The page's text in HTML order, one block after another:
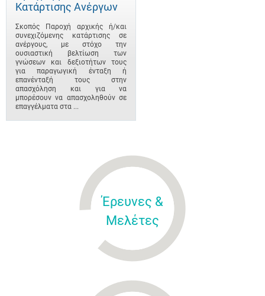
Κατάρτισης Ανέργων
Σκοπός Παροχή αρχικής ή/και
συνεχιζόμενης κατάρτισης σε
ανέργους, με στόχο την
ουσιαστική βελτίωση των
γνώσεων και δεξιοτήτων τους
για παραγωγική ένταξη ή
επανένταξή τους στην
απασχόληση και για να
μπορέσουν να απασχοληθούν σε
επαγγέλματα στα ...
Έρευνες &
Μελέτες